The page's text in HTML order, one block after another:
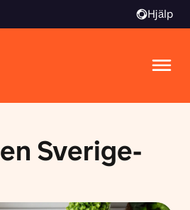
Hjälp
Sverige-